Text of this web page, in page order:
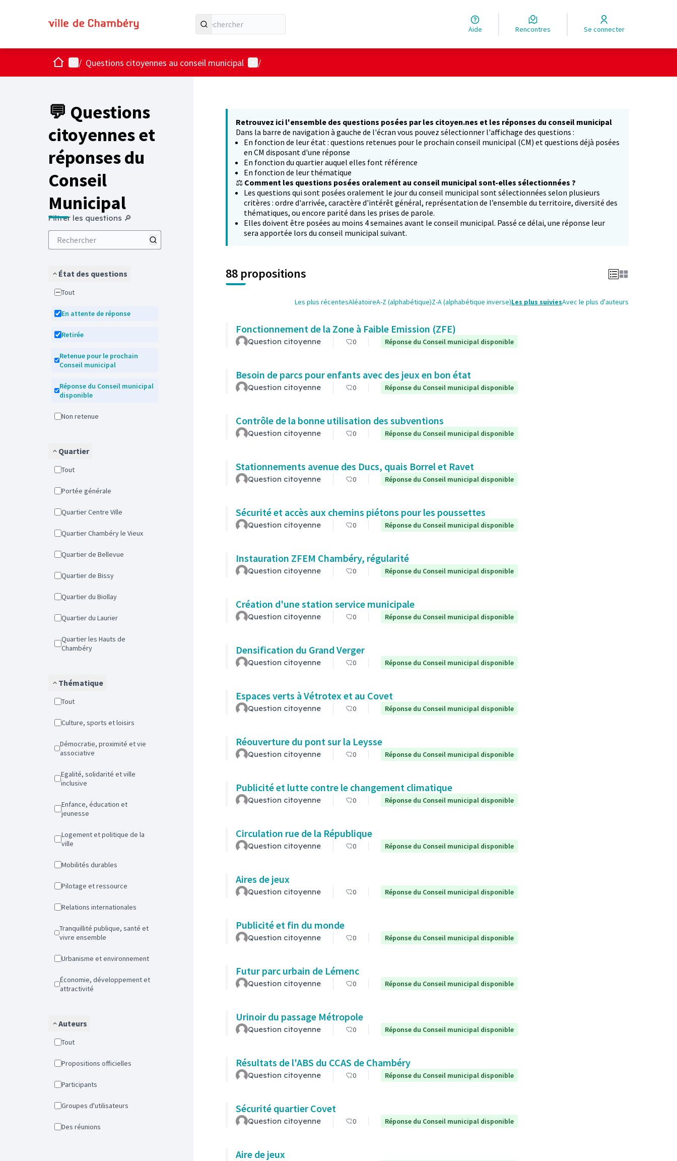
Aide Rencontres Se connecter
AccueilMenu principal
/ Questions citoyennes au conseil municipal Menu utilisateur
/
💬 Questions
citoyennes et
réponses du
Conseil
Municipal
Filtrer les questions 🔎
État des questions
Tout
En attente de réponse
Retirée
Retenue pour le prochain
Conseil municipal
Réponse du Conseil municipal
disponible
Non retenue
Quartier
Tout
Portée générale
Quartier Centre Ville
Quartier Chambéry le Vieux
Quartier de Bellevue
Quartier de Bissy
Quartier du Biollay
Quartier du Laurier
Quartier les Hauts de
Chambéry
Thématique
Tout
Culture, sports et loisirs
Démocratie, proximité et vie
associative
Egalité, solidarité et ville
inclusive
Enfance, éducation et
jeunesse
Logement et politique de la
ville
Mobilités durables
Pilotage et ressource
Relations internationales
Tranquillité publique, santé et
vivre ensemble
Urbanisme et environnement
Économie, développement et
attractivité
Auteurs
Tout
Propositions officielles
Participants
Groupes d'utilisateurs
Des réunions
Retrouvez ici l'ensemble des questions posées par les citoyen.nes et les réponses du conseil municipal
Dans la barre de navigation à gauche de l'écran vous pouvez sélectionner l'affichage des questions :
En fonction de leur état : questions retenues pour le prochain conseil municipal (CM) et questions déjà posées
en CM disposant d'une réponse
En fonction du quartier auquel elles font référence
En fonction de leur thématique
⚖️ Comment les questions posées oralement au conseil municipal sont-elles sélectionnées ?
Les questions qui sont posées oralement le jour du conseil municipal sont sélectionnées selon plusieurs
critères : ordre d'arrivée, caractère d'intérêt général, représentation de l’ensemble du territoire, diversité des
thématiques, ou encore parité dans les prises de parole.
Elles doivent être posées au moins 4 semaines avant le conseil municipal. Passé ce délai, une réponse leur
sera apportée lors du conseil municipal suivant.
88 propositions
Les plus récentesAléatoireA-Z (alphabétique)Z-A (alphabétique inverse)Les plus suiviesAvec le plus d'auteurs
Fonctionnement de la Zone à Faible Emission (ZFE)
Question citoyenne 0 Réponse du Conseil municipal disponible
Besoin de parcs pour enfants avec des jeux en bon état
Question citoyenne 0 Réponse du Conseil municipal disponible
Contrôle de la bonne utilisation des subventions
Question citoyenne 0 Réponse du Conseil municipal disponible
Stationnements avenue des Ducs, quais Borrel et Ravet
Question citoyenne 0 Réponse du Conseil municipal disponible
Sécurité et accès aux chemins piétons pour les poussettes
Question citoyenne 0 Réponse du Conseil municipal disponible
Instauration ZFEM Chambéry, régularité
Question citoyenne 0 Réponse du Conseil municipal disponible
Création d'une station service municipale
Question citoyenne 0 Réponse du Conseil municipal disponible
Densification du Grand Verger
Question citoyenne 0 Réponse du Conseil municipal disponible
Espaces verts à Vétrotex et au Covet
Question citoyenne 0 Réponse du Conseil municipal disponible
Réouverture du pont sur la Leysse
Question citoyenne 0 Réponse du Conseil municipal disponible
Publicité et lutte contre le changement climatique
Question citoyenne 0 Réponse du Conseil municipal disponible
Circulation rue de la République
Question citoyenne 0 Réponse du Conseil municipal disponible
Aires de jeux
Question citoyenne 0 Réponse du Conseil municipal disponible
Publicité et fin du monde
Question citoyenne 0 Réponse du Conseil municipal disponible
Futur parc urbain de Lémenc
Question citoyenne 0 Réponse du Conseil municipal disponible
Urinoir du passage Métropole
Question citoyenne 0 Réponse du Conseil municipal disponible
Résultats de l'ABS du CCAS de Chambéry
Question citoyenne 0 Réponse du Conseil municipal disponible
Sécurité quartier Covet
Question citoyenne 0 Réponse du Conseil municipal disponible
Aire de jeux